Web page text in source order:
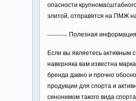
опасности
элитой, отправятся на ПМЖ
———- Полезная
Если вы являетесь активным
наверняка вам известна
бренда давно и прочно
продукции для спорта и
синонимом такого вида